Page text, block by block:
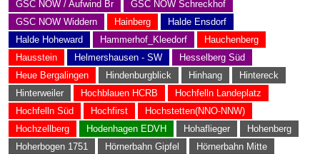
GSC NOW / Aufwind Br
GSC NOW Schreckhof
GSC NOW Widdern
Hainberg
Halde Ensdorf
Halde Hoheward
Hammerhof_Kleedorf
Hauchenberg
Hausstein
Helmershausen - SW
Hesselberg Süd
Heue Bergalingen
Hindenburgblick Hinhang
Hintereck
Hinterweiler
Hochblauen HCRB
Hochfelln Landeplatz
Hochfelln Süd
Hochfirst
Hochstetten(NNO-NNW)
Hochzellberg
Hodenhagen EDVH Hohaflieger
Hohenberg
Hoherbogen 1751
Hörnerbahn Gipfel
Hörnerbahn Mitte